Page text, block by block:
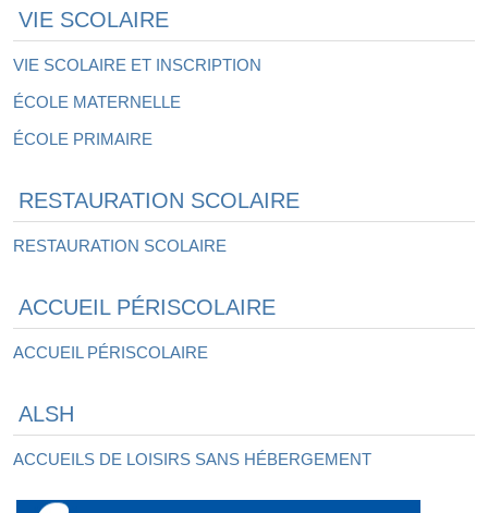
VIE SCOLAIRE
VIE SCOLAIRE ET INSCRIPTION
ÉCOLE MATERNELLE
ÉCOLE PRIMAIRE
RESTAURATION SCOLAIRE
RESTAURATION SCOLAIRE
ACCUEIL PÉRISCOLAIRE
ACCUEIL PÉRISCOLAIRE
ALSH
ACCUEILS DE LOISIRS SANS HÉBERGEMENT